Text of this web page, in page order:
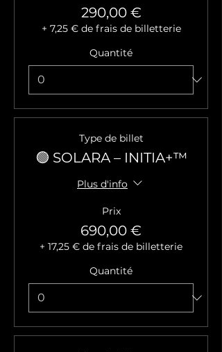
290,00 €
+ 7,25 € de frais de billetterie
Quantité
Type de billet
🟢 SOLARA – INITIA+™
Plus d'info
Prix
690,00 €
+ 17,25 € de frais de billetterie
Quantité